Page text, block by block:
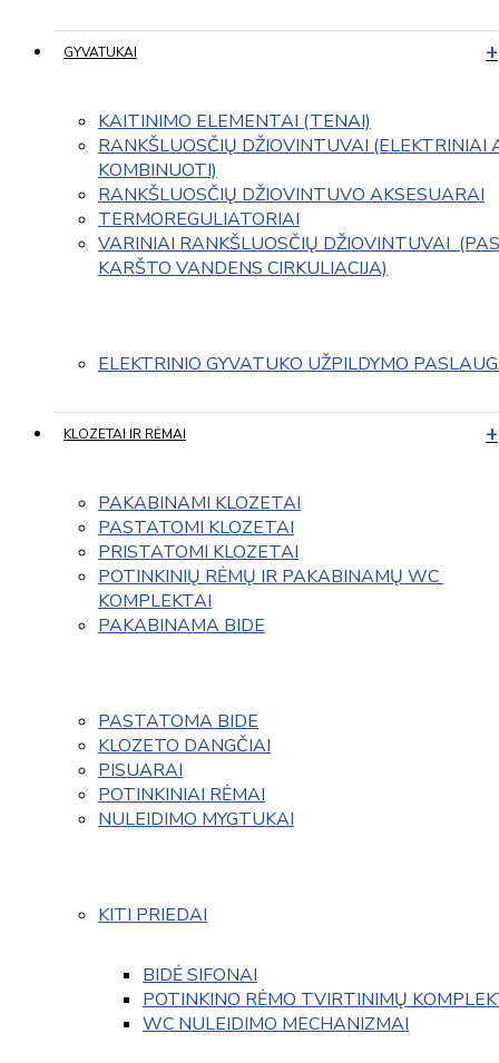
GYVATUKAI
KAITINIMO ELEMENTAI (TENAI)
RANKŠLUOSČIŲ DŽIOVINTUVAI (ELEKTRINIAI
KOMBINUOTI)
RANKŠLUOSČIŲ DŽIOVINTUVO AKSESUARAI
TERMOREGULIATORIAI
VARINIAI RANKŠLUOSČIŲ DŽIOVINTUVAI
KARŠTO VANDENS CIRKULIACIJA)
ELEKTRINIO GYVATUKO UŽPILDYMO
KLOZETAI IR RĖMAI
PAKABINAMI KLOZETAI
PASTATOMI KLOZETAI
PRISTATOMI KLOZETAI
POTINKINIŲ RĖMŲ IR PAKABINAMŲ WC
KOMPLEKTAI
PAKABINAMA BIDE
PASTATOMA BIDE
KLOZETO DANGČIAI
PISUARAI
POTINKINIAI RĖMAI
NULEIDIMO MYGTUKAI
KITI PRIEDAI
BIDĖ SIFONAI
POTINKINO RĖMO TVIRTINIMŲ
WC NULEIDIMO MECHANIZMAI